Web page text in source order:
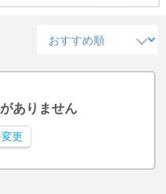
ありません
更